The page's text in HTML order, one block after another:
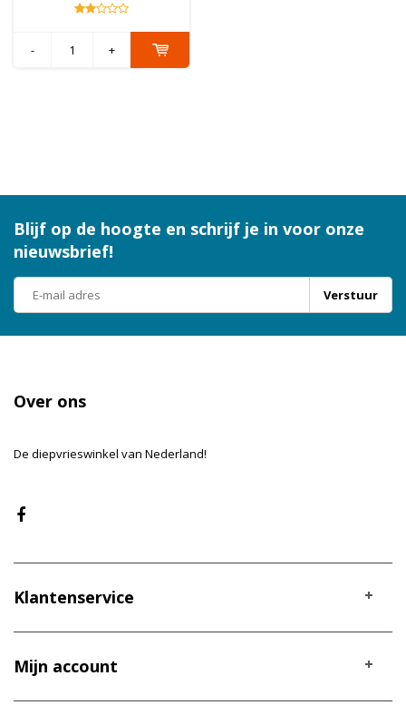
- +
Blijf op de hoogte en schrijf je in voor onze
nieuwsbrief!
Verstuur
Over ons
De diepvrieswinkel van Nederland!
Klantenservice
Mijn account